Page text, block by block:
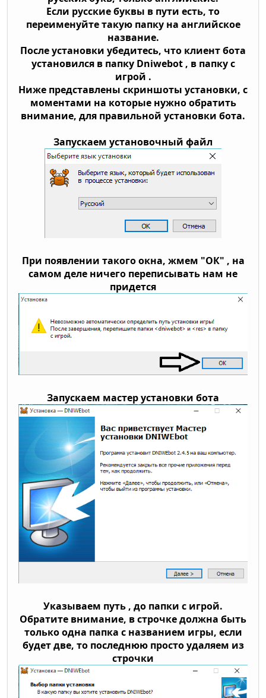
Если русские буквы в пути есть, то
переименуйте такую папку на английское
название.
После установки убедитесь, что клиент бота
установился в папку Dniwebot , в папку с
игрой .
Ниже представлены скриншоты установки, с
моментами на которые нужно обратить
внимание, для правильной установки бота.
Запускаем установочный файл
При появлении такого окна, жмем "ОК" , на
самом деле ничего переписывать нам не
придется
Запускаем мастер установки бота
Указываем путь , до папки с игрой.
Обратите внимание, в строчке должна быть
только одна папка с названием игры, если
будет две, то последнюю просто удаляем из
строчки